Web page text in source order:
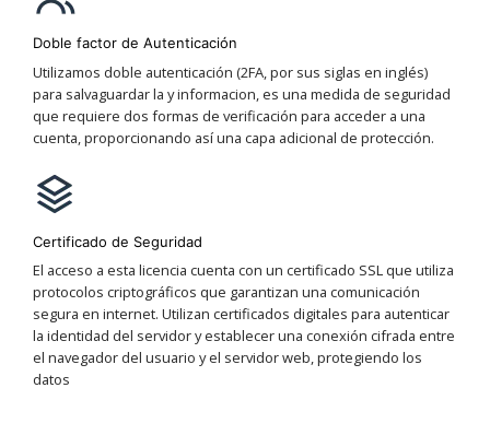
Doble factor de Autenticación
Utilizamos doble autenticación (2FA, por sus siglas en inglés)
para salvaguardar la y informacion, es una medida de seguridad
que requiere dos formas de verificación para acceder a una
cuenta, proporcionando así una capa adicional de protección.
Certificado de Seguridad
El acceso a esta licencia cuenta con un certificado SSL que utiliza
protocolos criptográficos que garantizan una comunicación
segura en internet. Utilizan certificados digitales para autenticar
la identidad del servidor y establecer una conexión cifrada entre
el navegador del usuario y el servidor web, protegiendo los
datos